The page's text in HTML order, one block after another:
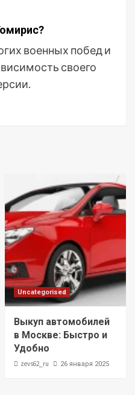
военных побед и
своего
Uncategorised
Выкуп автомобилей
в Москве: Быстро и
Удобно
zevs62_ru 26 января 2025